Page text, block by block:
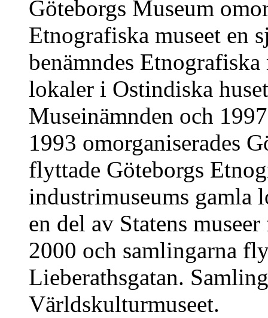
Göteborgs Museum
Etnografiska museet en
benämndes
lokaler i Ostindiska
Museinämnden och
1993 omorganiserades
flyttade Göteborgs
industrimuseums gamla
en del av Statens
2000 och samlingarna
Lieberathsgatan.
Världskulturmuseet.